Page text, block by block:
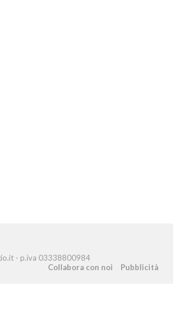
- p.iva 03338800984
Collabora con noi
Pubblicità